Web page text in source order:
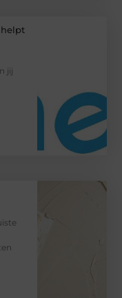
helpt
jij